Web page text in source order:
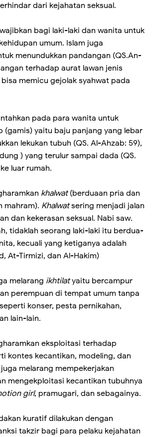
dari kejahatan seksual.
bagi laki-laki dan wanita untuk
umum. Islam juga
menundukkan pandangan (QS.An-
terhadap aurat lawan jenis
memicu gejolak syahwat pada
pada para wanita untuk
(gamis) yaitu baju panjang yang lebar
lekukan tubuh (QS. Al-Ahzab: 59),
) yang terulur sampai dada (QS.
luar rumah.
khalwat(berduaan pria dan
mahram). Khalwatsering menjadi jalan
dan kekerasan seksual. Nabi saw.
tidaklah seorang laki-laki itu berdua-
kecuali yang ketiganya adalah
At-Tirmizi, dan Al-Hakim)
melarang ikhtilatyaitu bercampur
perempuan di tempat umum tanpa
konser, pesta pernikahan,
lain-lain.
eksploitasi terhadap
kontes kecantikan, modeling, dan
melarang mempekerjakan
mengekploitasi kecantikan tubuhnya
girl, pramugari, dan sebagainya.
kuratif dilakukan dengan
takzir bagi para pelaku kejahatan